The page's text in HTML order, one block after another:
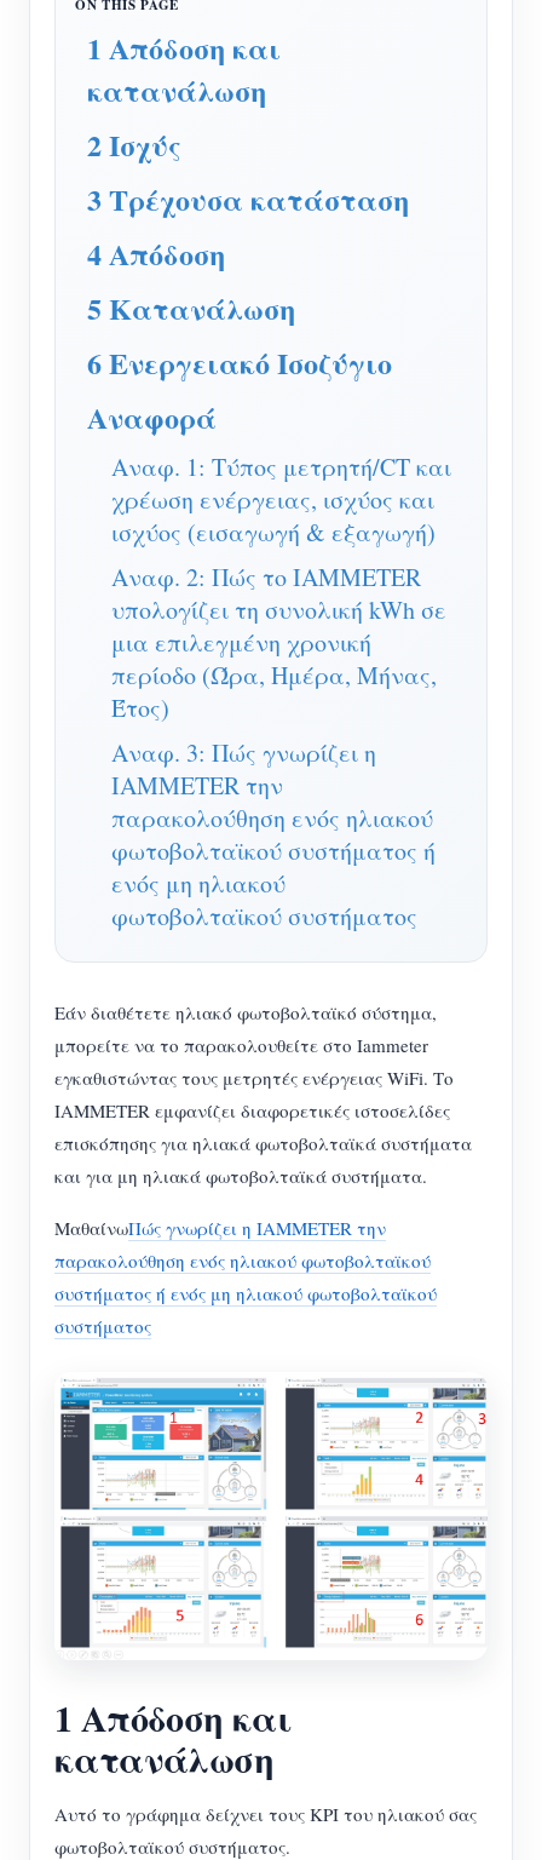
Ελεγκτής ισχύος WiFi
IAMMETER Cloud Pro
Υπηρεσία αυτο-φιλοξενίας
Φορτιστής EV
IAMMETER Simulator
Εικονικός μετρητής
Εφαρμογές
Επιτηρητής ενέργειας ηλιακού φωτοβολταϊκού
συστήματος
Παρακολούθηση Χρήσης Ηλεκτρικής Ενέργειας
Σύστημα ελέγχου Φ/Β θερμαντήρα
Οικιακός αυτοματισμός
Ενεργειακή Παρακολούθηση Εργοστασίων
Κατάστημα
Πόροι
Γρήγορη εκκίνηση προϊόντος
Εγγραφο
Εκπαιδευτικό βίντεο
FAQ
Νέα
Blogs
Κοινότητα
Προγραμματιστής
Εξερευνώ
Πρόγραμμα επιβράβευσης
Επικοινωνία
Σχετικά με εμάς
1 Απόδοση και
κατανάλωση
2 Ισχύς
3 Τρέχουσα κατάσταση
4 Απόδοση
5 Κατανάλωση
6 Ενεργειακό Ισοζύγιο
Αναφορά
Αναφ. 1: Τύπος μετρητή/CT και
χρέωση ενέργειας, ισχύος και
ισχύος (εισαγωγή & εξαγωγή)
Αναφ. 2: Πώς το IAMMETER
υπολογίζει τη συνολική kWh σε
μια επιλεγμένη χρονική
περίοδο (Ώρα, Ημέρα, Μήνας,
Έτος)
Αναφ. 3: Πώς γνωρίζει η
IAMMETER την
παρακολούθηση ενός ηλιακού
φωτοβολταϊκού συστήματος ή
ενός μη ηλιακού
φωτοβολταϊκού συστήματος
Εάν διαθέτετε ηλιακό φωτοβολταϊκό σύστημα,
μπορείτε να το παρακολουθείτε στο Iammeter
εγκαθιστώντας τους μετρητές ενέργειας WiFi. Το
IAMMETER εμφανίζει διαφορετικές ιστοσελίδες
επισκόπησης για ηλιακά φωτοβολταϊκά συστήματα
και για μη ηλιακά φωτοβολταϊκά συστήματα.
ΜαθαίνωΠώς γνωρίζει η IAMMETER την
παρακολούθηση ενός ηλιακού φωτοβολταϊκού
συστήματος ή ενός μη ηλιακού φωτοβολταϊκού
συστήματος
1 Απόδοση και
κατανάλωση
Αυτό το γράφημα δείχνει τους KPI του ηλιακού σας
φωτοβολταϊκού συστήματος.